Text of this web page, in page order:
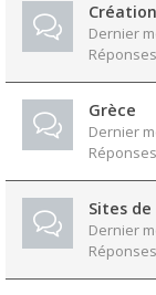
Dernier
Grèce
Dernier
Sites
Dernier